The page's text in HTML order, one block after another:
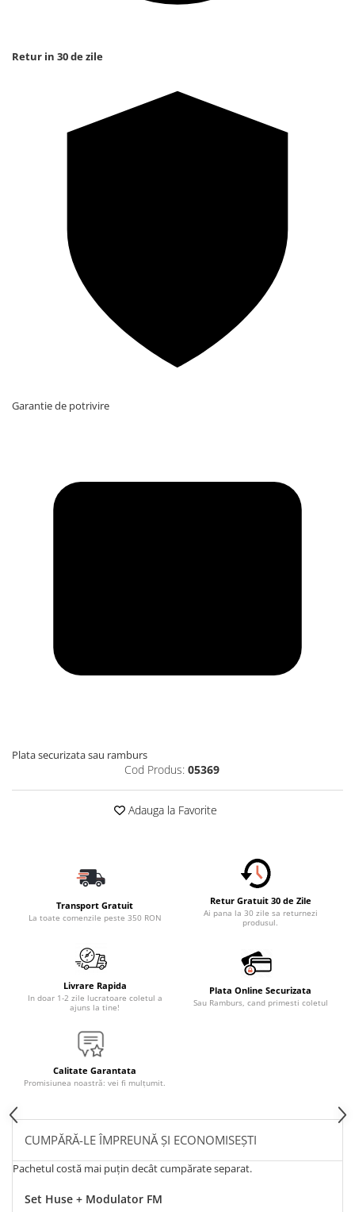
Retur in 30 de zile
Garantie de potrivire
Plata securizata sau ramburs
Cod Produs: 05369
Adauga la Favorite
Transport Gratuit
La toate comenzile peste 350 RON
Retur Gratuit 30 de Zile
Ai pana la 30 zile sa returnezi
produsul.
Livrare Rapida
In doar 1-2 zile lucratoare coletul a
ajuns la tine!
Plata Online Securizata
Sau Ramburs, cand primesti coletul
Calitate Garantata
Promisiunea noastră: vei fi mulțumit.
CUMPĂRĂ-LE ÎMPREUNĂ ȘI ECONOMISEȘTI
Pachetul costă mai puțin decât cumpărate separat.
Set Huse + Modulator FM